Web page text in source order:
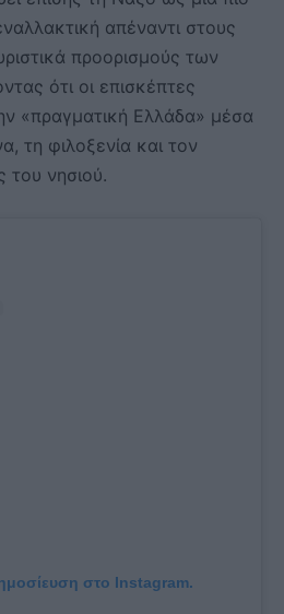
απέναντι στους
προορισμούς των
ότι οι επισκέπτες
«πραγματική Ελλάδα» μέσα
τη φιλοξενία και τον
του νησιού.
στο Instagram.